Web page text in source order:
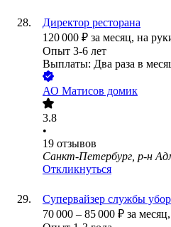
Директор ресторана
120 000 ₽ за месяц, на
Опыт 3-6 лет
Выплаты: Два раза в
АО Матисов домик
3.8
•
19 отзывов
Санкт-Петербург, р-н
Откликнуться
Супервайзер службы
70 000 – 85 000 ₽ за месяц,